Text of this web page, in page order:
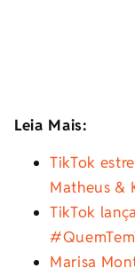
Leia Mais:
TikTok
Matheus &
TikTok
Marisa